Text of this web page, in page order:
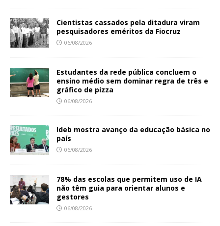
Cientistas cassados pela ditadura viram
pesquisadores eméritos da Fiocruz
06/08/2026
Estudantes da rede pública concluem o
ensino médio sem dominar regra de três e
gráfico de pizza
06/08/2026
Ideb mostra avanço da educação básica no
país
06/08/2026
78% das escolas que permitem uso de IA
não têm guia para orientar alunos e
gestores
06/08/2026